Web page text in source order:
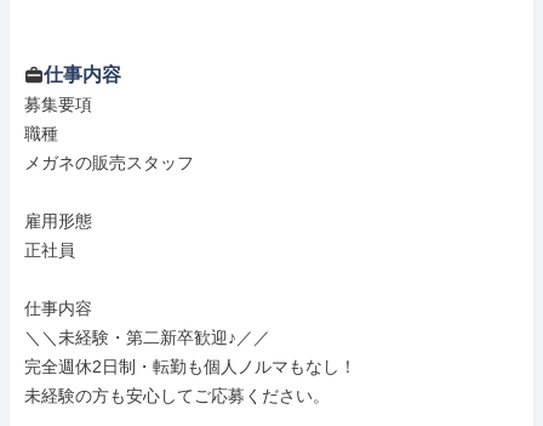
仕事内容
募集要項
職種
メガネの販売スタッフ
雇用形態
正社員
仕事内容
＼＼未経験・第二新卒歓迎♪／／
完全週休2日制・転勤も個人ノルマもなし！
未経験の方も安心してご応募ください。